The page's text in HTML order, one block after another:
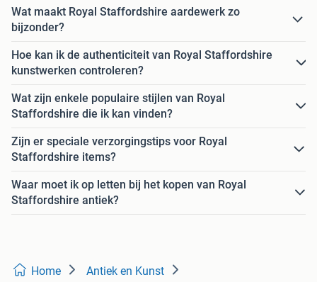
Wat maakt Royal Staffordshire aardewerk zo
bijzonder?
Hoe kan ik de authenticiteit van Royal Staffordshire
kunstwerken controleren?
Wat zijn enkele populaire stijlen van Royal
Staffordshire die ik kan vinden?
Zijn er speciale verzorgingstips voor Royal
Staffordshire items?
Waar moet ik op letten bij het kopen van Royal
Staffordshire antiek?
Home Antiek en Kunst